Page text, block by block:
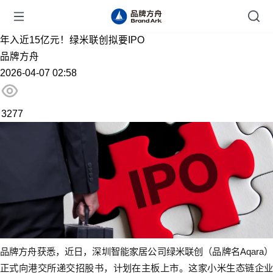
年入近15亿元！绿米联创拟要IPO
品牌方舟
2026-04-07 02:58
3277
品牌方舟获悉，近日，深圳智能家居公司绿米联创（品牌名Aqara）
正式向港交所递交招股书，计划在主板上市。这家小米生态链企业